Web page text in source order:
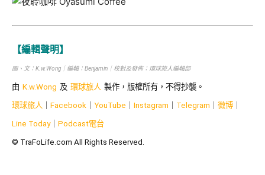
【編輯聲明】
圖、文：K.w.Wong｜編輯：Benjamin｜校對及發佈：環球旅人編輯部
由 K.w.Wong 及 環球旅人 製作，版權所有，不得抄襲。
環球旅人 Facebook YouTube Instagram Telegram 微博
Line Today｜ Podcast電台
© TraFoLife.com All Rights Reserved.